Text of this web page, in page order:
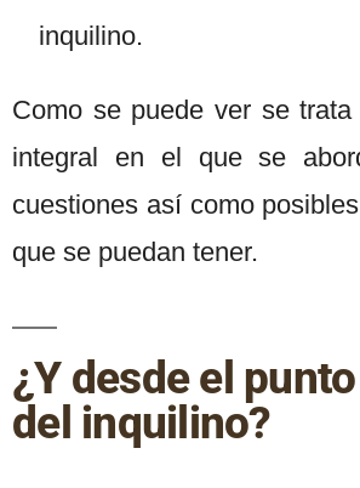
inquilino.
Como se puede ver se
integral en el que se
cuestiones así como
que se puedan tener.
¿Y desde el
del inquilino?